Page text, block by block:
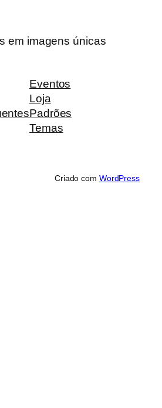
em imagens únicas
Eventos
Loja
Padrões
Temas
Criado com WordPress